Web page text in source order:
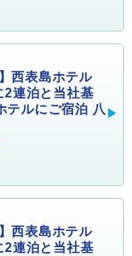
西表島ホテル
2連泊と当社基
テルにご宿泊 八
西表島ホテル
2連泊と当社基